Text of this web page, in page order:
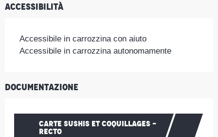
Accessibilità
Accessibile in carrozzina con aiuto
Accessibile in carrozzina autonomamente
Documentazione
CARTE SUSHIS ET COQUILLAGES -
RECTO